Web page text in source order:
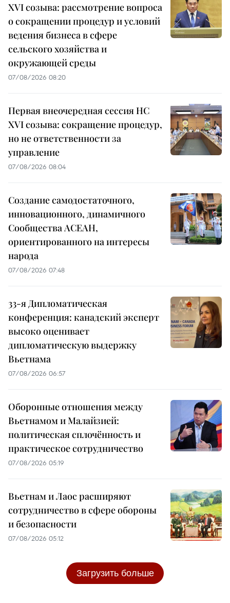
XVI созыва: рассмотрение вопроса
о сокращении процедур и условий
ведения бизнеса в сфере
сельского хозяйства и
окружающей среды
07/08/2026 08:20
Первая внеочередная сессия НС
XVI созыва: сокращение процедур,
но не ответственности за
управление
07/08/2026 08:04
Создание самодостаточного,
инновационного, динамичного
Сообщества АСЕАН,
ориентированного на интересы
народа
07/08/2026 07:48
33-я Дипломатическая
конференция: канадский эксперт
высоко оценивает
дипломатическую выдержку
Вьетнама
07/08/2026 06:57
Оборонные отношения между
Вьетнамом и Малайзией:
политическая сплочённость и
практическое сотрудничество
07/08/2026 05:19
Вьетнам и Лаос расширяют
сотрудничество в сфере обороны
и безопасности
07/08/2026 05:12
Загрузить больше